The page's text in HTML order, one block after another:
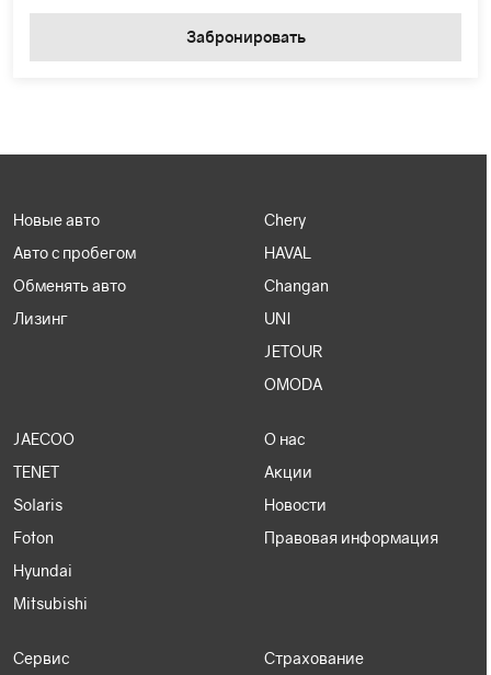
Забронировать
Новые авто
Авто с пробегом
Обменять авто
Лизинг
Chery
HAVAL
Changan
UNI
JETOUR
OMODA
JAECOO
TENET
Solaris
Foton
Hyundai
Mitsubishi
О нас
Акции
Новости
Правовая информация
Сервис Страхование